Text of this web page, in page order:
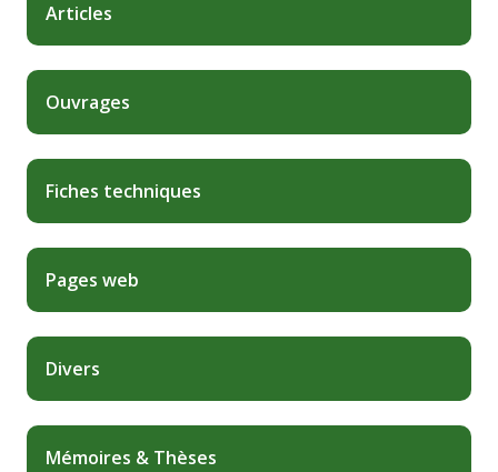
Articles
Ouvrages
Fiches techniques
Pages web
Divers
Mémoires & Thèses